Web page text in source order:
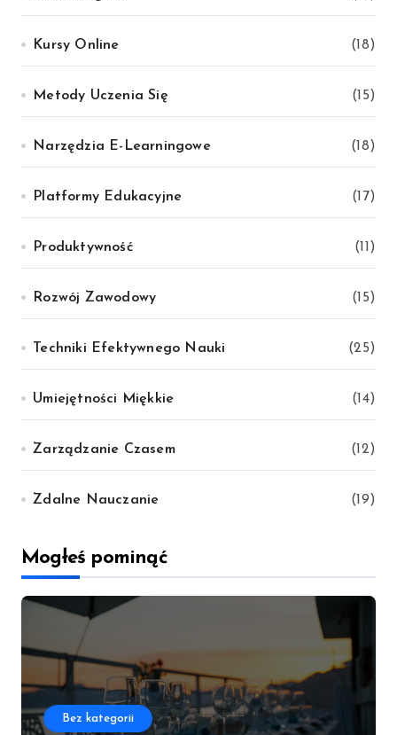
Kursy Online (18)
Metody Uczenia Się (15)
Narzędzia E-Learningowe (18)
Platformy Edukacyjne (17)
Produktywność (11)
Rozwój Zawodowy (15)
Techniki Efektywnego Nauki (25)
Umiejętności Miękkie (14)
Zarządzanie Czasem (12)
Zdalne Nauczanie (19)
Mogłeś pominąć
Bez kategorii